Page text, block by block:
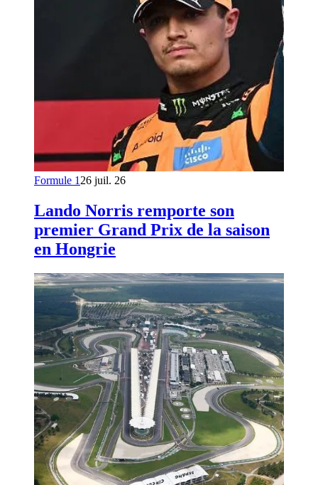
Formule 126 juil. 26
Lando Norris remporte son
premier Grand Prix de la saison
en Hongrie